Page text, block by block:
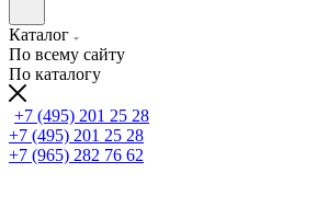
Каталог
По всему сайту
По каталогу
+7 (495) 201 25 28
+7 (495) 201 25 28
+7 (965) 282 76 62